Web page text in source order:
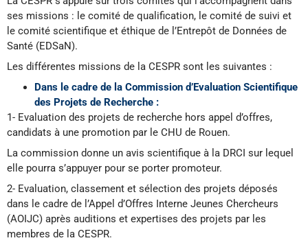
ses missions : le comité de qualification, le comité de suivi et
le comité scientifique et éthique de l’Entrepôt de Données de
Santé (EDSaN).
Les différentes missions de la CESPR sont les suivantes :
Dans le cadre de la Commission d’Evaluation Scientifique
des Projets de Recherche :
1- Evaluation des projets de recherche hors appel d’offres,
candidats à une promotion par le CHU de Rouen.
La commission donne un avis scientifique à la DRCI sur lequel
elle pourra s’appuyer pour se porter promoteur.
2- Evaluation, classement et sélection des projets déposés
dans le cadre de l’Appel d’Offres Interne Jeunes Chercheurs
(AOIJC) après auditions et expertises des projets par les
membres de la CESPR.